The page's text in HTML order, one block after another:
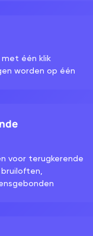
één klik
worden op één
voor terugkerende